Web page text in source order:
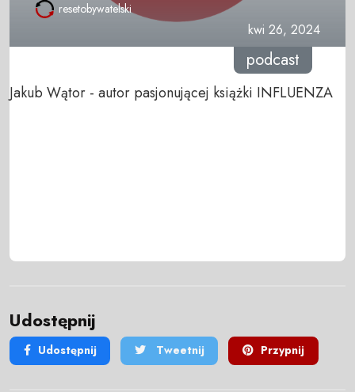
resetobywatelski
kwi 26, 2024
podcast
Jakub Wątor - autor pasjonującej książki INFLUENZA
Udostępnij
Udostępnij Tweetnij Przypnij